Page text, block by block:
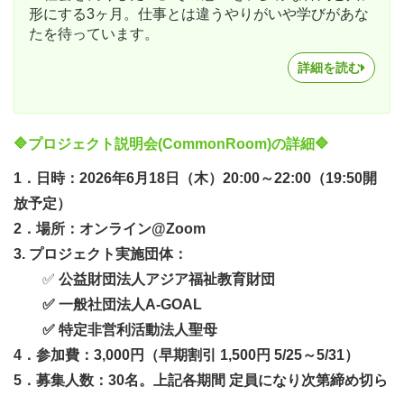
形にする3ヶ月。仕事とは違うやりがいや学びがあな
たを待っています。
詳細を読む
🔷プロジェクト説明会(CommonRoom)の詳細🔷
1．日時：2026年6月18日（木）20:00～22:00（19:50開
放予定）
2．場所：オンライン@Zoom
3. プロジェクト実施団体：
✅ 公益財団法人アジア福祉教育財団
✅ 一般社団法人A-GOAL
✅ 特定非営利活動法人聖母
4．参加費：3,000円（早期割引 1,500円 5/25～5/31）
5．募集人数：30名。上記各期間 定員になり次第締め切ら